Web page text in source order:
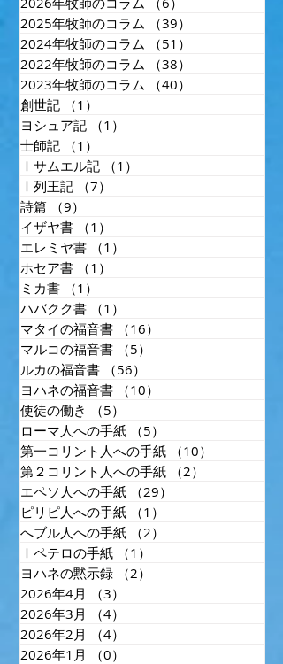
2025年牧師のコラム
（39）
2024年牧師のコラム
（51）
2022年牧師のコラム
（38）
2023年牧師のコラム
（40）
創世記
（1）
ヨシュア記
（1）
士師記
（1）
Ⅰサムエル記
（1）
Ⅰ列王記
（7）
詩篇
（9）
イザヤ書
（1）
エレミヤ書
（1）
ホセア書
（1）
ミカ書
（1）
ハバクク書
（1）
マタイの福音書
（16）
マルコの福音書
（5）
ルカの福音書
（56）
ヨハネの福音書
（10）
使徒の働き
（5）
ローマ人への手紙
（5）
第一コリント人への手紙
（10）
第２コリント人への手紙
（2）
エペソ人への手紙
（29）
ピリピ人への手紙
（1）
へブル人への手紙
（2）
Ⅰペテロの手紙
（1）
ヨハネの黙示録
（2）
2026年4月
（3）
2026年3月
（4）
2026年2月
（4）
2026年1月
（0）